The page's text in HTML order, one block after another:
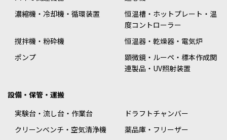
濃縮機・冷却機・循環装置
恒温槽・ホットプレート・温
度コントローラー
撹拌機・粉砕機
恒温器・乾燥器・電気炉
ポンプ
顕微鏡・ルーペ・標本作成関
連製品・UV照射装置
設備・保管・運搬
実験台・流し台・作業台
ドラフトチャンバー
クリーンベンチ・空気清浄機
薬品庫・フリーザー